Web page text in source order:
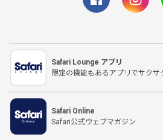
Safari Lounge アプリ
限定の機能もあるアプリでサクサ
Safari Online
Safari公式ウェブマガジン